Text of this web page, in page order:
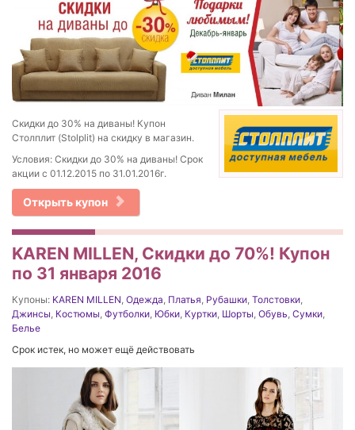
Скидки до 30% на диваны! Купон
Столплит (Stolplit) на скидку в магазин.
Условия: Скидки до 30% на диваны! Срок
акции с 01.12.2015 по 31.01.2016г.
Открыть купон
KAREN MILLEN, Скидки до 70%! Купон
по 31 января 2016
Купоны: KAREN MILLEN, Одежда, Платья, Рубашки, Толстовки,
Джинсы, Костюмы, Футболки, Юбки, Куртки, Шорты, Обувь, Сумки,
Белье
Срок истек, но может ещё действовать